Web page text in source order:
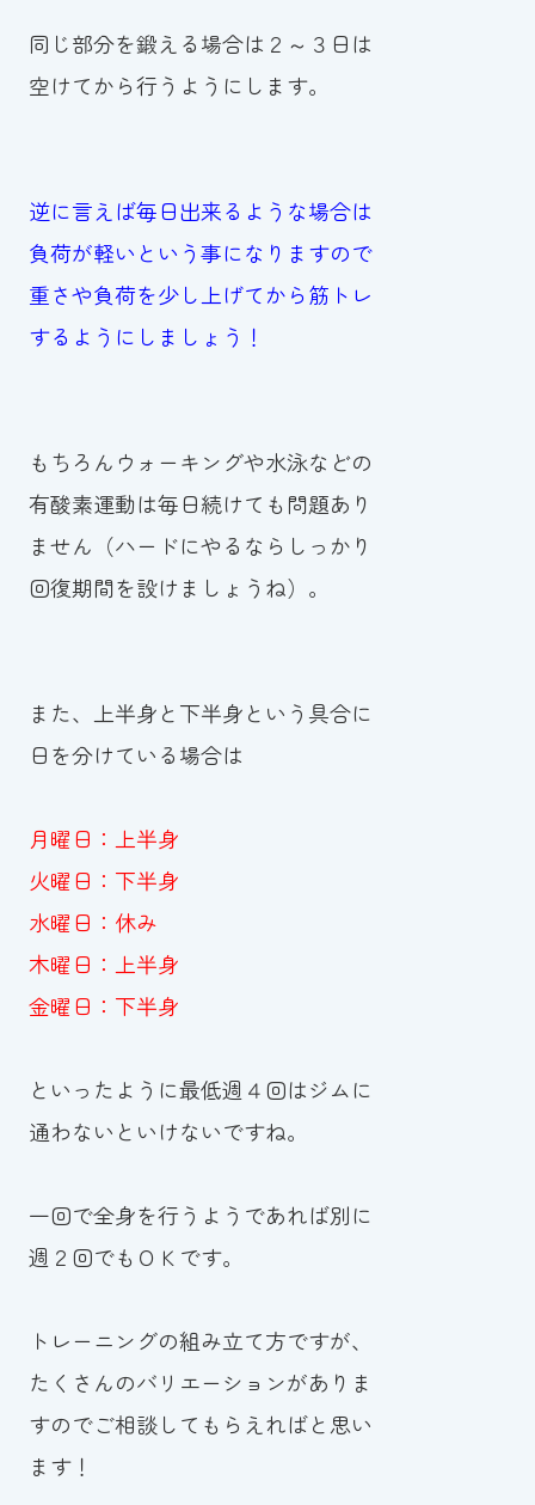
同じ部分を鍛える場合は２～３日は
空けてから行うようにします。
逆に言えば毎日出来るような場合は
負荷が軽いという事になりますので
重さや負荷を少し上げてから筋トレ
するようにしましょう！
もちろんウォーキングや水泳などの
有酸素運動は毎日続けても問題あり
ません（ハードにやるならしっかり
回復期間を設けましょうね）。
また、上半身と下半身という具合に
日を分けている場合は
月曜日：上半身
火曜日：下半身
水曜日：休み
木曜日：上半身
金曜日：下半身
といったように最低週４回はジムに
通わないといけないですね。
一回で全身を行うようであれば別に
週２回でもＯＫです。
トレーニングの組み立て方ですが、
たくさんのバリエーションがありま
すのでご相談してもらえればと思い
ます！